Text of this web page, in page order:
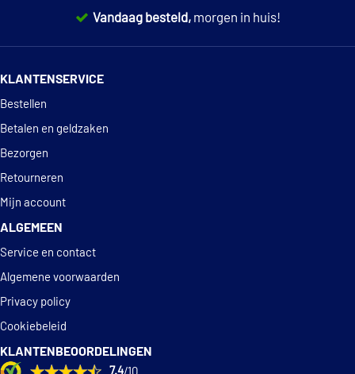
Vandaag besteld, morgen in huis!
KLANTENSERVICE
Bestellen
Betalen en geldzaken
Bezorgen
Retourneren
Mijn account
ALGEMEEN
Service en contact
Algemene voorwaarden
Privacy policy
Cookiebeleid
KLANTENBEOORDELINGEN
7.4/10